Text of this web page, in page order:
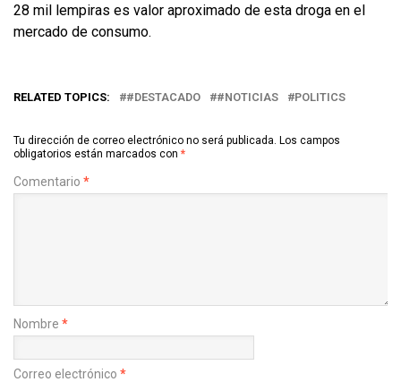
28 mil lempiras es valor aproximado de esta droga en el
mercado de consumo.
RELATED TOPICS: #DESTACADO #NOTICIAS POLITICS
Tu dirección de correo electrónico no será publicada. Los campos
obligatorios están marcados con *
Comentario *
Nombre *
Correo electrónico *